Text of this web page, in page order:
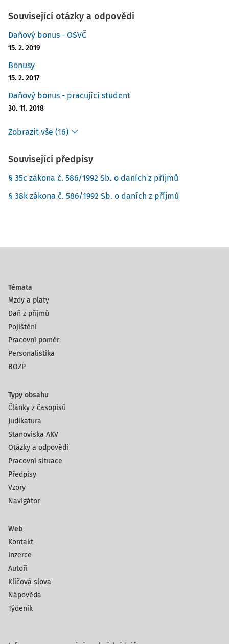
Související otázky a odpovědi
Daňový bonus - OSVČ
15. 2. 2019
Bonusy
15. 2. 2017
Daňový bonus - pracující student
30. 11. 2018
Zobrazit vše (16)
Související předpisy
§ 35c zákona č. 586/1992 Sb. o daních z příjmů
§ 38k zákona č. 586/1992 Sb. o daních z příjmů
Témata
Mzdy a platy
Daň z příjmů
Pojištění
Pracovní poměr
Personalistika
BOZP
Typy obsahu
Články z časopisů
Judikatura
Stanoviska AKV
Otázky a odpovědi
Pracovní situace
Předpisy
Vzory
Navigátor
Web
Kontakt
Inzerce
Autoři
Klíčová slova
Nápověda
Týdeník